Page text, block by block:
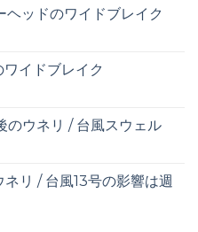
ッドのワイドブレイク
イドブレイク
のウネリ / 台風スウェル
ネリ / 台風13号の影響は週